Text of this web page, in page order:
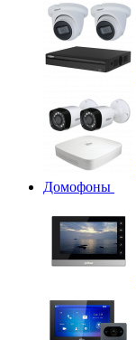
Домофоны